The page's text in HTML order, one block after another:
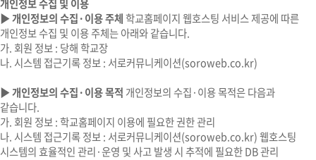
개인정보 수집 및 이용
▶ 개인정보의 수집·이용 주체학교홈페이지 웹호스팅 서비스 제공에 따른
개인정보 수집 및 이용 주체는 아래와 같습니다.
가. 회원 정보 : 당해 학교장
나. 시스템 접근기록 정보 : 서로커뮤니케이션(soroweb.co.kr)
▶ 개인정보의 수집·이용 목적 개인정보의 수집·이용 목적은 다음과
같습니다.
가. 회원 정보 : 학교홈페이지 이용에 필요한 권한 관리
나. 시스템 접근기록 정보 : 서로커뮤니케이션(soroweb.co.kr) 웹호스팅
시스템의 효율적인 관리·운영 및 사고 발생 시 추적에 필요한 DB 관리